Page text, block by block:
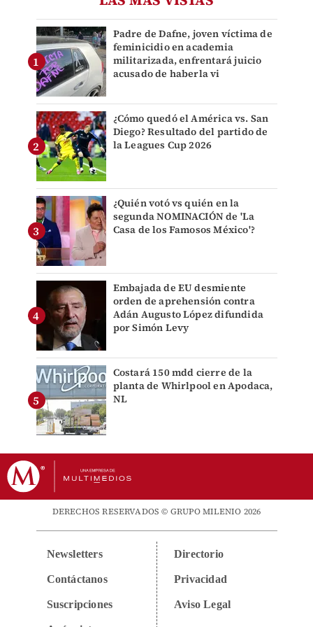
Padre de Dafne, joven víctima de
feminicidio en academia
militarizada, enfrentará juicio
acusado de haberla vi
¿Cómo quedó el América vs. San
Diego? Resultado del partido de
la Leagues Cup 2026
¿Quién votó vs quién en la
segunda NOMINACIÓN de 'La
Casa de los Famosos México'?
Embajada de EU desmiente
orden de aprehensión contra
Adán Augusto López difundida
por Simón Levy
Costará 150 mdd cierre de la
planta de Whirlpool en Apodaca,
NL
DERECHOS RESERVADOS © GRUPO MILENIO 2026
Newsletters
Contáctanos
Suscripciones
Directorio
Privacidad
Aviso Legal